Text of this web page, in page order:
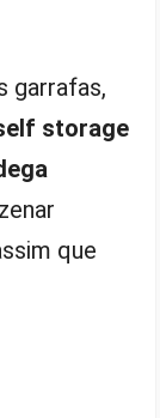
garrafas,
storage
que